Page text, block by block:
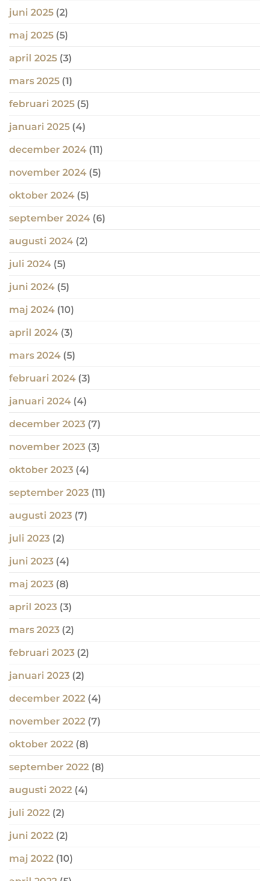
juni 2025 (2)
maj 2025 (5)
april 2025 (3)
mars 2025 (1)
februari 2025 (5)
januari 2025 (4)
december 2024 (11)
november 2024 (5)
oktober 2024 (5)
september 2024 (6)
augusti 2024 (2)
juli 2024 (5)
juni 2024 (5)
maj 2024 (10)
april 2024 (3)
mars 2024 (5)
februari 2024 (3)
januari 2024 (4)
december 2023 (7)
november 2023 (3)
oktober 2023 (4)
september 2023 (11)
augusti 2023 (7)
juli 2023 (2)
juni 2023 (4)
maj 2023 (8)
april 2023 (3)
mars 2023 (2)
februari 2023 (2)
januari 2023 (2)
december 2022 (4)
november 2022 (7)
oktober 2022 (8)
september 2022 (8)
augusti 2022 (4)
juli 2022 (2)
juni 2022 (2)
maj 2022 (10)